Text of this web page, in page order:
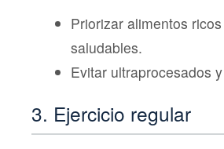
Priorizar alimentos
saludables.
Evitar ultraprocesados
3. Ejercicio regular